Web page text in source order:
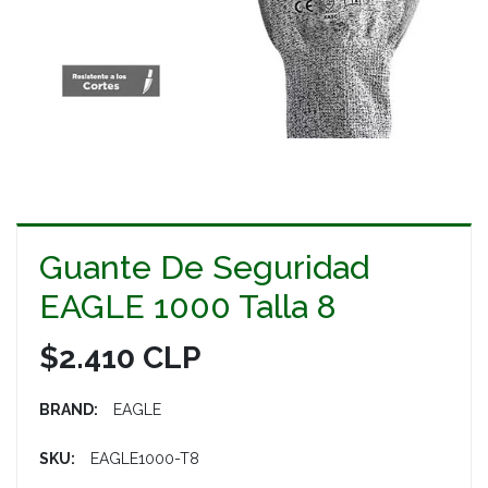
Guante De Seguridad
EAGLE 1000 Talla 8
$2.410 CLP
BRAND: EAGLE
SKU: EAGLE1000-T8